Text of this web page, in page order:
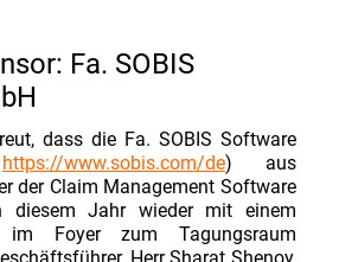
Fa. SOBIS
dass die Fa. SOBIS Software
https://www.sobis.com/de) aus
der Claim Management Software
diesem Jahr wieder mit einem
im Foyer zum Tagungsraum
Herr Sharat Shenoy,